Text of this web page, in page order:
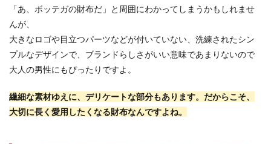
「あ、ボッテガの財布だ」と周囲にわかってしまうかもしれませ
んが、
大きなロゴや目立つパーツなどが付いていない、洗練されたシン
プルなデザインで、ブランドらしさがいい意味であまりないので
大人の男性にもぴったりですよ。
繊細な素材ゆえに、デリケートな部分もあります。だからこそ、
大切に長く愛用したくなる財布なんですよね。